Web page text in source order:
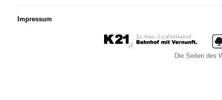
Impressum
Die Seiten des